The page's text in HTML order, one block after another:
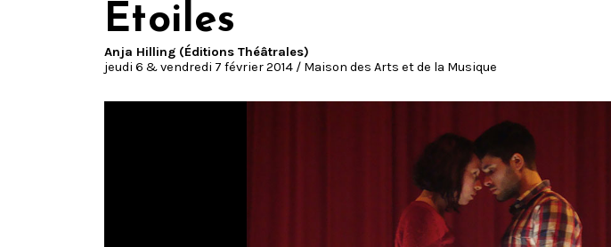
Étoiles
Anja Hilling (Éditions Théâtrales)
jeudi 6 & vendredi 7 février 2014 / Maison des Arts et de la Musique